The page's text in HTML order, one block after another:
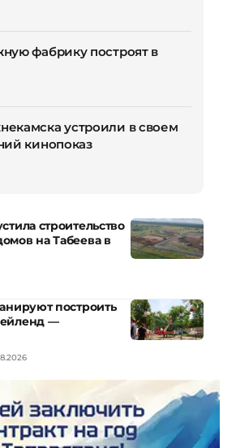
фабрику построят в
устроили в своем
кинопоказ
строительство
на Табеева в
построить
—